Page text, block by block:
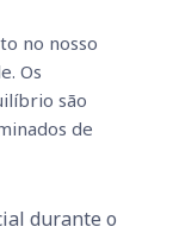
no nosso
Os
são
de
durante o